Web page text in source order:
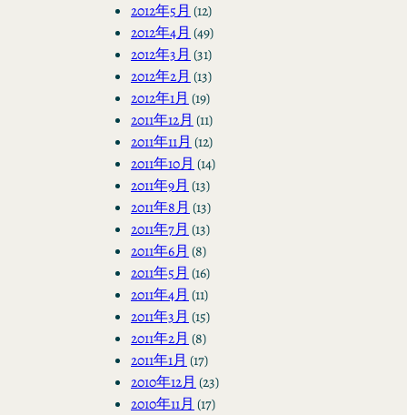
2012年5月 (12)
2012年4月 (49)
2012年3月 (31)
2012年2月 (13)
2012年1月 (19)
2011年12月 (11)
2011年11月 (12)
2011年10月 (14)
2011年9月 (13)
2011年8月 (13)
2011年7月 (13)
2011年6月 (8)
2011年5月 (16)
2011年4月 (11)
2011年3月 (15)
2011年2月 (8)
2011年1月 (17)
2010年12月 (23)
2010年11月 (17)